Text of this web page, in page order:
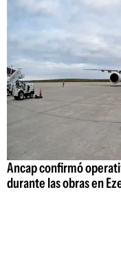
Ancap confirmó
durante las obras en